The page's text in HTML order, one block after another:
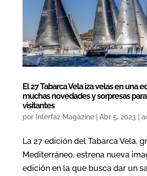
El 27 Tabarca Vela iza velas en una
muchas novedades y sorpresas
visitantes
por Interfaz Magazine| Abr 5, 2023
La 27 edición del Tabarca Vela,
Mediterráneo, estrena nueva
edición en la que busca dar un